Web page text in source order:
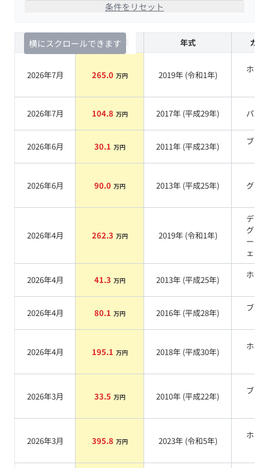
条件をリセット
横にスクロールできます
査定時期 セルカ実績 年式 カラ
2026年7月 265.0 万円 2019年 (令和1年)
ホワ
2026年7月 104.8 万円 2017年 (平成29年) パール
2026年6月 30.1 万円 2011年 (平成23年)
ブラ
2026年6月 90.0 万円 2013年 (平成25年) グレー
2026年4月 262.3 万円 2019年 (令和1年)
デイ
グレ
ール
ェクト
2026年4月 41.3 万円 2013年 (平成25年)
ホワ
2026年4月 80.1 万円 2016年 (平成28年)
ブラ
2026年4月 195.1 万円 2018年 (平成30年)
ホワ
2026年3月 33.5 万円 2010年 (平成22年)
ブラ
2026年3月 395.8 万円 2023年 (令和5年)
ホワ